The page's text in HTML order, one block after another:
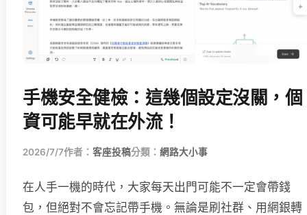
手機安全健檢：這幾個設定沒關，個
資可能早就在外流！
2026/7/7作者： 客座投稿分類： 網路大小事
在人手一機的時代，大家每天出門可能不一定會帶錢
包，但絕對不會忘記帶手機。無論是刷社群、用網銀轉